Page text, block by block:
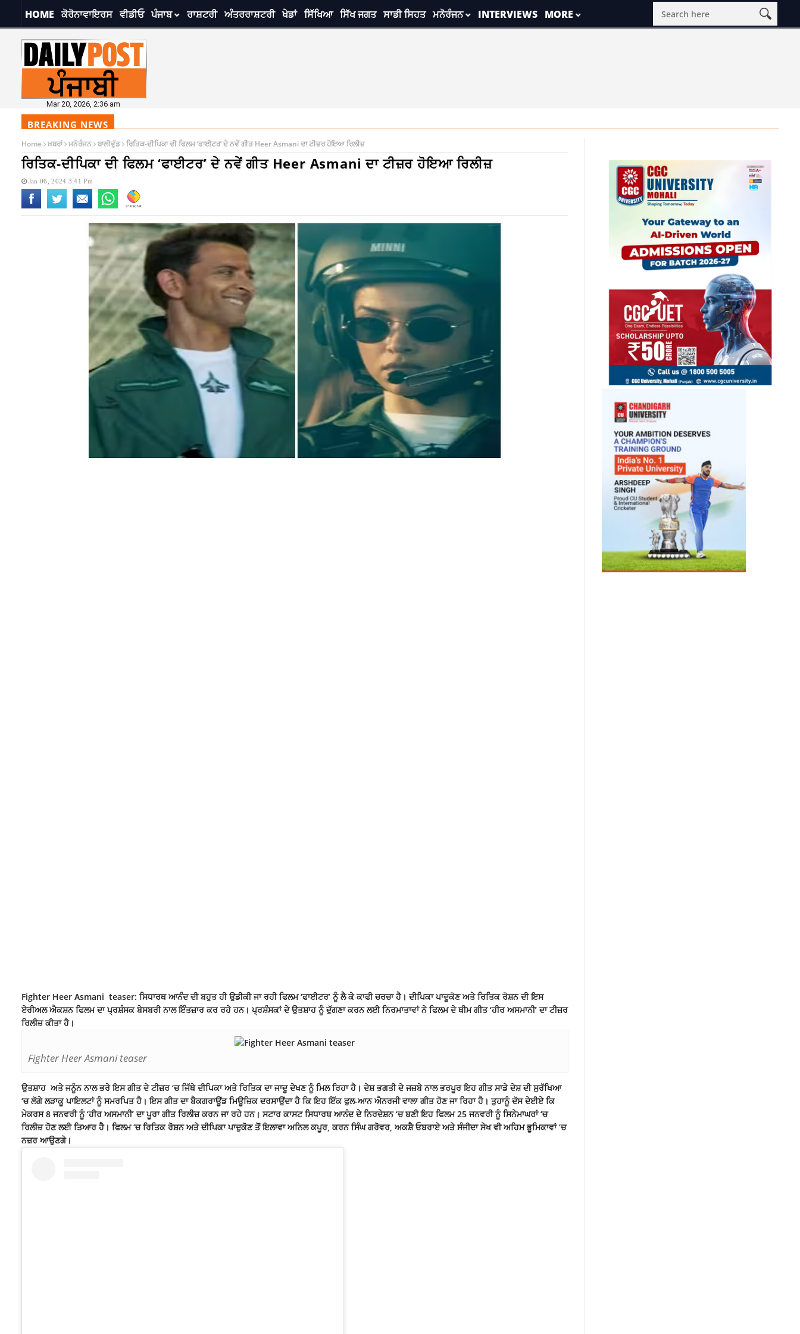
HOME ਕੋਰੋਨਾਵਾਇਰਸ ਵੀਡੀਓ ਪੰਜਾਬ ਰਾਸ਼ਟਰੀ ਅੰਤਰਰਾਸ਼ਟਰੀ ਖੇਡਾਂ ਸਿੱਖਿਆ ਸਿੱਖ ਜਗਤ ਸਾਡੀ ਸਿਹਤ ਮਨੋਰੰਜਨ INTERVIEWS MORE
Mar 20, 2026, 2:36 am
BREAKING NEWS
Home ਖ਼ਬਰਾਂ ਮਨੋਰੰਜਨ ਬਾਲੀਵੁੱਡ ਰਿਤਿਕ-ਦੀਪਿਕਾ ਦੀ ਫਿਲਮ ‘ਫਾਈਟਰ’ ਦੇ ਨਵੇਂ ਗੀਤ Heer Asmani ਦਾ ਟੀਜ਼ਰ ਹੋਇਆ ਰਿਲੀਜ਼
ਰਿਤਿਕ-ਦੀਪਿਕਾ ਦੀ ਫਿਲਮ ‘ਫਾਈਟਰ’ ਦੇ ਨਵੇਂ ਗੀਤ Heer Asmani ਦਾ ਟੀਜ਼ਰ ਹੋਇਆ ਰਿਲੀਜ਼
Jan 06, 2024 3:41 Pm
Fighter Heer Asmani teaser: ਸਿਧਾਰਥ ਆਨੰਦ ਦੀ ਬਹੁਤ ਹੀ ਉਡੀਕੀ ਜਾ ਰਹੀ ਫਿਲਮ ‘ਫਾਈਟਰ’ ਨੂੰ ਲੈ ਕੇ ਕਾਫੀ ਚਰਚਾ ਹੈ। ਦੀਪਿਕਾ ਪਾਦੂਕੋਣ ਅਤੇ ਰਿਤਿਕ ਰੋਸ਼ਨ ਦੀ ਇਸ
ਏਰੀਅਲ ਐਕਸ਼ਨ ਫਿਲਮ ਦਾ ਪ੍ਰਸ਼ੰਸਕ ਬੇਸਬਰੀ ਨਾਲ ਇੰਤਜ਼ਾਰ ਕਰ ਰਹੇ ਹਨ। ਪ੍ਰਸ਼ੰਸਕਾਂ ਦੇ ਉਤਸ਼ਾਹ ਨੂੰ ਦੁੱਗਣਾ ਕਰਨ ਲਈ ਨਿਰਮਾਤਾਵਾਂ ਨੇ ਫਿਲਮ ਦੇ ਥੀਮ ਗੀਤ ‘ਹੀਰ ਅਸਮਾਨੀ’ ਦਾ ਟੀਜ਼ਰ
ਰਿਲੀਜ਼ ਕੀਤਾ ਹੈ।
Fighter Heer Asmani teaser
ਉਤਸ਼ਾਹ ਅਤੇ ਜਨੂੰਨ ਨਾਲ ਭਰੇ ਇਸ ਗੀਤ ਦੇ ਟੀਜ਼ਰ ‘ਚ ਜਿੱਥੇ ਦੀਪਿਕਾ ਅਤੇ ਰਿਤਿਕ ਦਾ ਜਾਦੂ ਦੇਖਣ ਨੂੰ ਮਿਲ ਰਿਹਾ ਹੈ। ਦੇਸ਼ ਭਗਤੀ ਦੇ ਜਜ਼ਬੇ ਨਾਲ ਭਰਪੂਰ ਇਹ ਗੀਤ ਸਾਡੇ ਦੇਸ਼ ਦੀ ਸੁਰੱਖਿਆ
‘ਚ ਲੱਗੇ ਲੜਾਕੂ ਪਾਇਲਟਾਂ ਨੂੰ ਸਮਰਪਿਤ ਹੈ। ਇਸ ਗੀਤ ਦਾ ਬੈਕਗਰਾਊਂਡਮਿਊਜ਼ਿਕਦਰਸਾਉਂਦਾ ਹੈ ਕਿ ਇਹ ਇੱਕ ਫੁਲ-ਆਨ ਐਨਰਜੀ ਵਾਲਾ ਗੀਤ ਹੋਣ ਜਾ ਰਿਹਾ ਹੈ। ਤੁਹਾਨੂੰ ਦੱਸ ਦੇਈਏ ਕਿ
ਮੇਕਰਸ 8 ਜਨਵਰੀ ਨੂੰ ‘ਹੀਰ ਅਸਮਾਨੀ’ ਦਾ ਪੂਰਾ ਗੀਤ ਰਿਲੀਜ਼ ਕਰਨ ਜਾ ਰਹੇ ਹਨ। ਸਟਾਰ ਕਾਸਟ ਸਿਧਾਰਥ ਆਨੰਦ ਦੇ ਨਿਰਦੇਸ਼ਨ ‘ਚ ਬਣੀ ਇਹ ਫਿਲਮ 25 ਜਨਵਰੀ ਨੂੰ ਸਿਨੇਮਾਘਰਾਂ ‘ਚ
ਰਿਲੀਜ਼ ਹੋਣ ਲਈ ਤਿਆਰ ਹੈ। ਫਿਲਮ ‘ਚ ਰਿਤਿਕ ਰੋਸ਼ਨ ਅਤੇ ਦੀਪਿਕਾ ਪਾਦੁਕੋਣ ਤੋਂ ਇਲਾਵਾ ਅਨਿਲ ਕਪੂਰ, ਕਰਨ ਸਿੰਘ ਗਰੋਵਰ, ਅਕਸ਼ੈ ਓਬਰਾਏ ਅਤੇ ਸੰਜੀਦਾ ਸੇਖ ਵੀ ਅਹਿਮ ਭੂਮਿਕਾਵਾਂ ‘ਚ
ਨਜ਼ਰ ਆਉਣਗੇ।